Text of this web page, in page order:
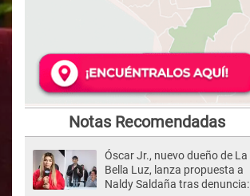
Notas Recomendadas
Óscar Jr., nuevo dueño de La
Bella Luz, lanza propuesta a
Naldy Saldaña tras denuncia: